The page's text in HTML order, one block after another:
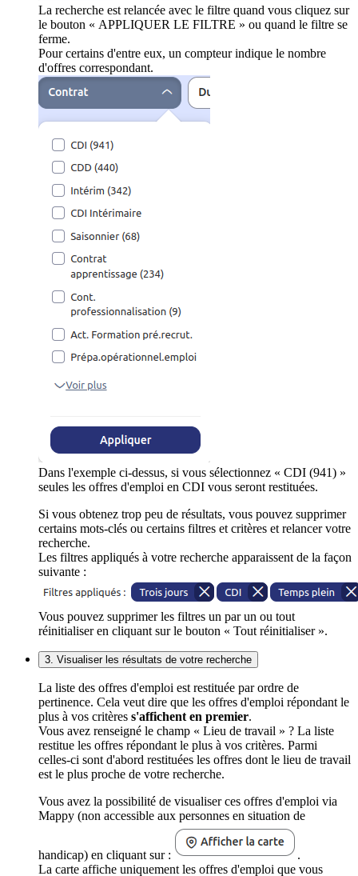
La recherche est relancée avec le filtre quand vous cliquez sur
le bouton « APPLIQUER LE FILTRE » ou quand le filtre se
ferme.
Pour certains d'entre eux, un compteur indique le nombre
d'offres correspondant.
Dans l'exemple ci-dessus, si vous sélectionnez « CDI (941) »
seules les offres d'emploi en CDI vous seront restituées.
Si vous obtenez trop peu de résultats, vous pouvez supprimer
certains mots-clés ou certains filtres et critères et relancer votre
recherche.
Les filtres appliqués à votre recherche apparaissent de la façon
suivante :
Vous pouvez supprimer les filtres un par un ou tout
réinitialiser en cliquant sur le bouton « Tout réinitialiser ».
3. Visualiser les résultats de votre recherche
La liste des offres d'emploi est restituée par ordre de
pertinence. Cela veut dire que les offres d'emploi répondant le
plus à vos critères s'affichent en premier.
Vous avez renseigné le champ « Lieu de travail » ? La liste
restitue les offres répondant le plus à vos critères. Parmi
celles-ci sont d'abord restituées les offres dont le lieu de travail
est le plus proche de votre recherche.
Vous avez la possibilité de visualiser ces offres d'emploi via
Mappy (non accessible aux personnes en situation de
handicap) en cliquant sur :
.
La carte affiche uniquement les offres d'emploi que vous